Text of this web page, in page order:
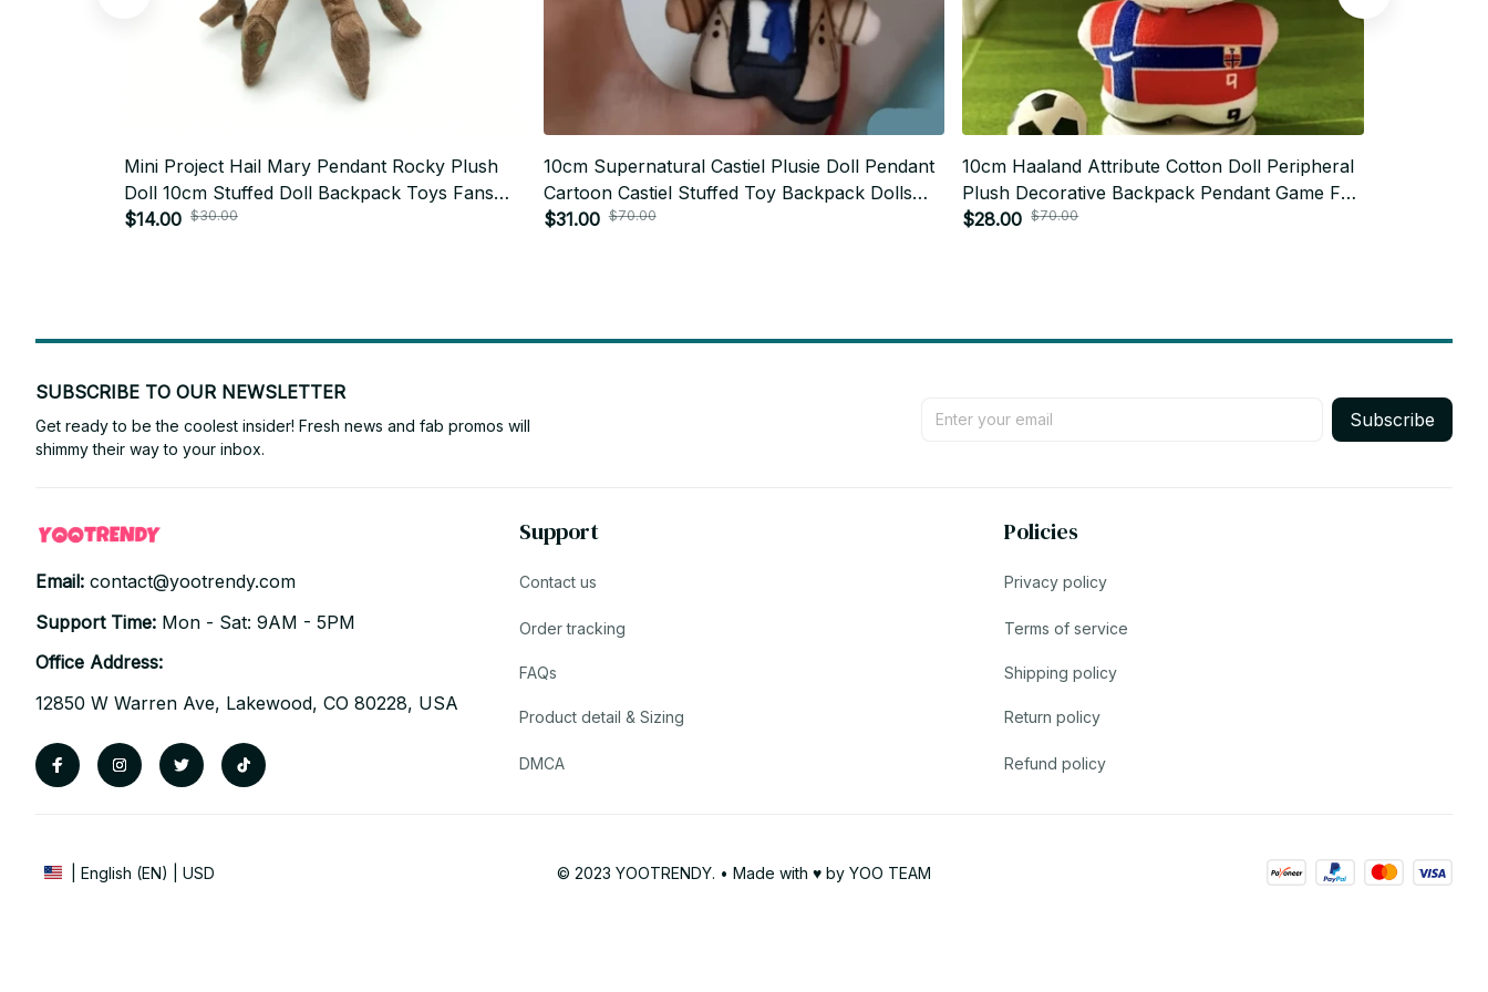
Mini Project Hail Mary Pendant Rocky Plush
Doll 10cm Stuffed Doll Backpack Toys Fans
Birthday Gift Collect - C19
$14.00 $30.00
10cm Supernatural Castiel Plusie Doll Pendant
Cartoon Castiel Stuffed Toy Backpack Dolls
Fans Collect Birthday Gift
$31.00 $70.00
10cm Haaland Attribute Cotton Doll Peripheral
Plush Decorative Backpack Pendant Game Fan
Birthday Gift - F117
$28.00 $70.00
SUBSCRIBE TO OUR NEWSLETTER
Get ready to be the coolest insider! Fresh news and fab promos will
shimmy their way to your inbox.
Subscribe
Email: contact@yootrendy.com
Support Time: Mon - Sat: 9AM - 5PM
Office Address:
12850 W Warren Ave, Lakewood, CO 80228, USA
Support
Contact us
Order tracking
FAQs
Product detail & Sizing
DMCA
Policies
Privacy policy
Terms of service
Shipping policy
Return policy
Refund policy
| English (EN) | USD © 2023 YOOTRENDY. • Made with ♥️ by YOO TEAM